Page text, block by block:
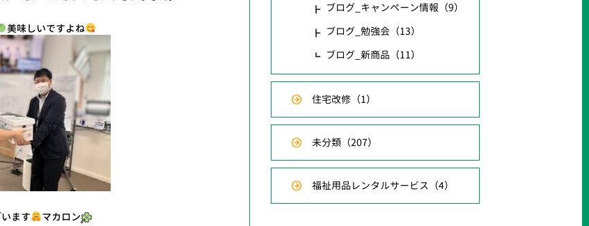
美味しいですよね
ます マカロン
ブログ_キャンペーン情報 （9）
ブログ_勉強会 （13）
ブログ_新商品 （11）
住宅改修 （1）
未分類 （207）
福祉用品レンタルサービス （4）